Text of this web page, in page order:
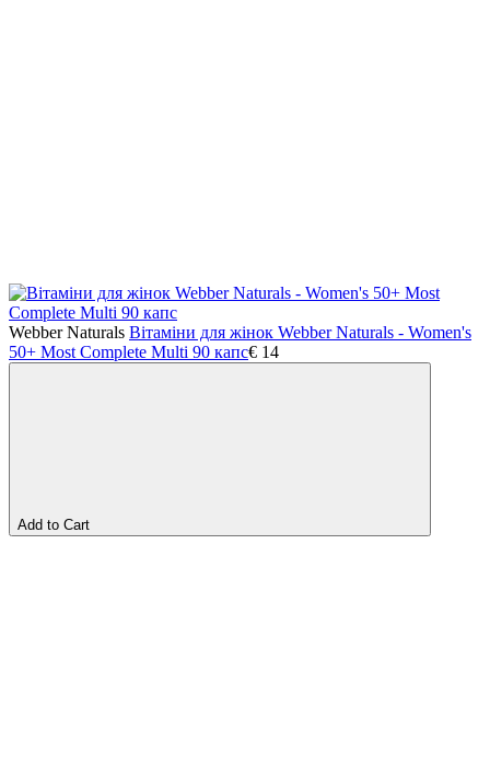
Webber Naturals Вітаміни для жінок Webber Naturals - Women's
50+ Most Complete Multi 90 капс€ 14
Add to Cart